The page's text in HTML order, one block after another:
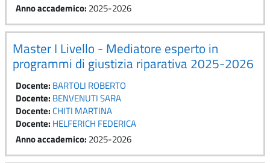
Anno accademico: 2025-2026
Master I Livello - Mediatore esperto in
programmi di giustizia riparativa 2025-2026
Docente: BARTOLI ROBERTO
Docente: BENVENUTI SARA
Docente:CHITI MARTINA
Docente: HELFERICH FEDERICA
Anno accademico: 2025-2026